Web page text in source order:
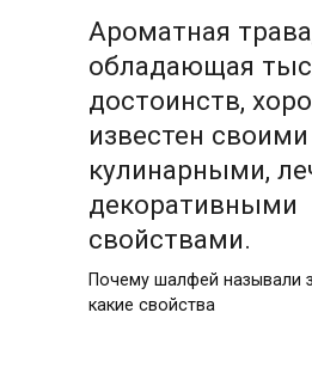
Ароматная
обладающая
достоинств,
известен своими
кулинарными,
декоративными
свойствами.
Почему шалфей называли
какие свойства